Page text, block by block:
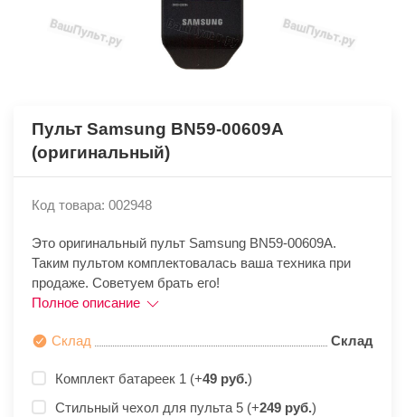
Пульт Samsung BN59-00609A
(оригинальный)
Код товара: 002948
Это оригинальный пульт Samsung BN59-00609A.
Таким пультом комплектовалась ваша техника при
продаже. Советуем брать его!
Полное описание
Склад Склад
Комплект батареек 1 (+49 руб.)
Стильный чехол для пульта 5 (+249 руб.)